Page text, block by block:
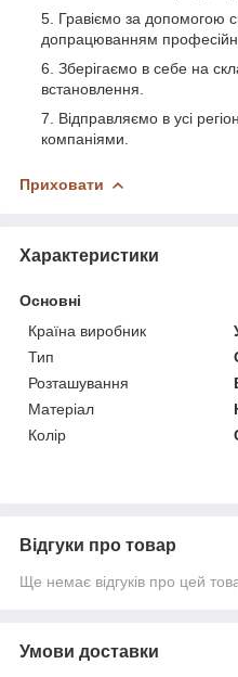
Гравіємо за допомогою
допрацюванням
Зберігаємо в себе на
встановлення.
Відправляємо в усі
компаніями.
Приховати
Характеристики
Основні
Країна виробник
Тип
Розташування
Матеріал
Колір
Відгуки про товар
Ще немає відгуків про цей
Умови доставки